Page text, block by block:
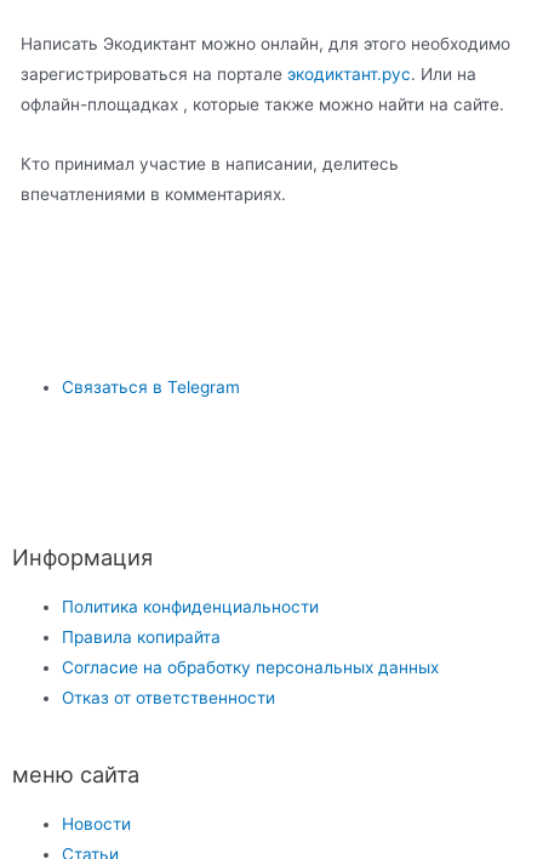
Написать Экодиктант можно онлайн, для этого необходимо
зарегистрироваться на порталеэкодиктант.рус. Или на
офлайн-площадках , которые также можно найти на сайте.
Кто принимал участие в написании, делитесь
впечатлениями в комментариях.
Связаться в Telegram
Информация
Политика конфиденциальности
Правила копирайта
Согласие на обработку персональных данных
Отказ от ответственности
меню сайта
Новости
Статьи